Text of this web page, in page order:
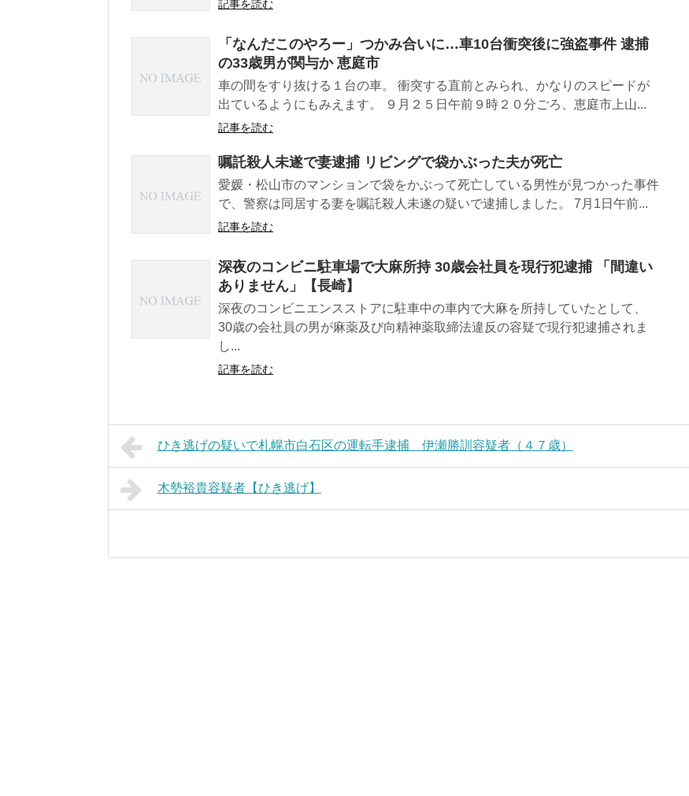
記事を読む
「なんだこのやろー」つかみ合いに…車10台衝突後に強盗事件 逮捕
の33歳男が関与か 恵庭市
車の間をすり抜ける１台の車。 衝突する直前とみられ、かなりのスピードが
出ているようにもみえます。 ９月２５日午前９時２０分ごろ、恵庭市上山...
記事を読む
嘱託殺人未遂で妻逮捕 リビングで袋かぶった夫が死亡
愛媛・松山市のマンションで袋をかぶって死亡している男性が見つかった事件
で、警察は同居する妻を嘱託殺人未遂の疑いで逮捕しました。 7月1日午前...
記事を読む
深夜のコンビニ駐車場で大麻所持 30歳会社員を現行犯逮捕 「間違い
ありません」【長崎】
深夜のコンビニエンスストアに駐車中の車内で大麻を所持していたとして、
30歳の会社員の男が麻薬及び向精神薬取締法違反の容疑で現行犯逮捕されま
し...
記事を読む
ひき逃げの疑いで札幌市白石区の運転手逮捕 伊瀬勝訓容疑者（４７歳）
木勢裕貴容疑者【ひき逃げ】